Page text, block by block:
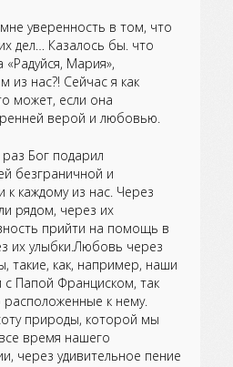
уверенность в том, что
дел… Казалось бы. что
Мария»,
из нас?! Сейчас я как
может, если она
верой и любовью.
Бог подарил
безграничной и
каждому из нас. Через
рядом, через их
прийти на помощь в
их улыбки.Любовь через
такие, как, например, наши
с Папой Франциском, так
к нему.
природы, которой мы
время нашего
через удивительное пение